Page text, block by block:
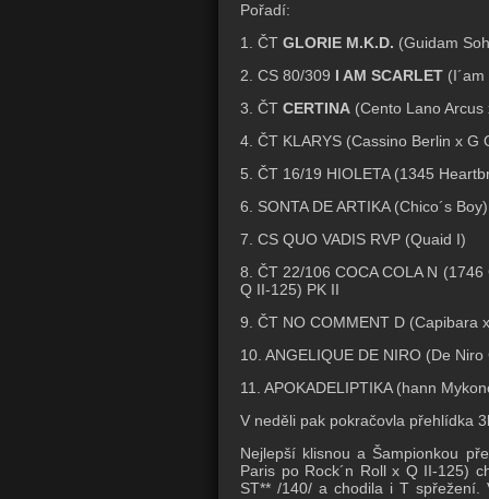
Pořadí:
1. ČT GLORIE M.K.D. (Guidam
2. CS 80/309 I AM SCARLET
3. ČT CERTINA (Cento Lano
4. ČT KLARYS (Cassino Berlin x G
5. ČT 16/19 HIOLETA (1345
6. SONTA DE ARTIKA (Chico´s Boy)
7. CS QUO VADIS RVP (Quaid I)
8. ČT 22/106 COCA COLA N
Q II-125) PK II
9. ČT NO COMMENT D (Capibara
10. ANGELIQUE DE NIRO (De
11. APOKADELIPTIKA (hann
V neděli pak pokračovla přehlídka
Nejlepší klisnou a Šampionkou
Paris po Rock´n Roll x Q II-125)
ST** /140/ a chodila i T